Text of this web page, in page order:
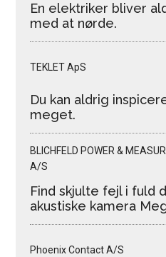
En elektriker bliver
med at nørde.
TEKLET ApS
Du kan aldrig
meget.
BLICHFELD POWER &
A/S
Find skjulte fejl i fuld
akustiske kamera
Phoenix Contact A/S